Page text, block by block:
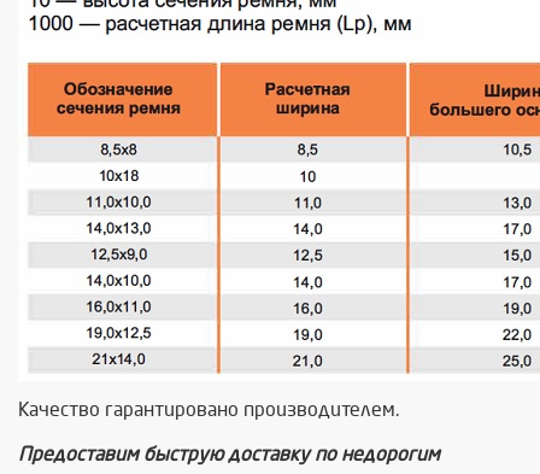
Качество гарантировано производителем.
Предоставим быструю доставку по недорогим